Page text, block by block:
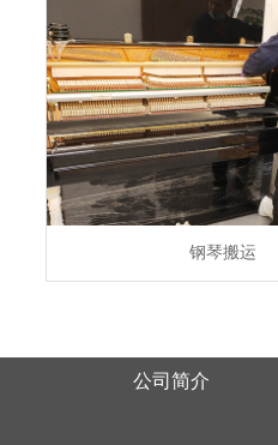
钢琴搬运
公司简介